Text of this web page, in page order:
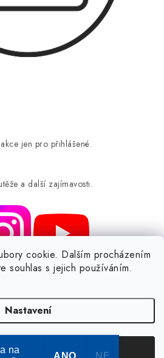
cookie. Dalším procházením
souhlas s jejich používáním.
Nastavení
Souhlasím
jen pro přihlášené.
a další zajímavosti.
Veselka 48, 259 01 Olbramovice -
je prodávající povinen vystavit
přijatou tržbu u správce daně online; v
pak nejpozději do 48 hodin.
na
ANO NE